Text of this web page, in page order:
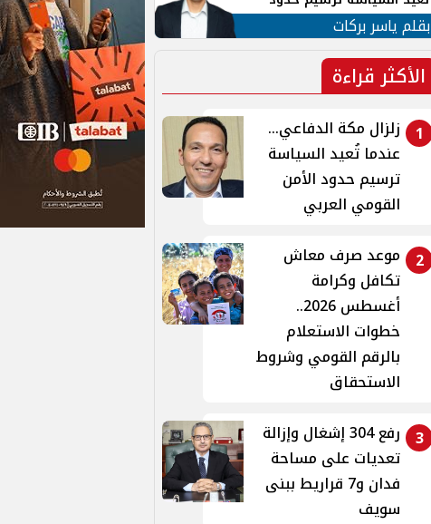
الأمن القومي العربي
بقلم ياسر بركات
الأكثر قراءة
1
زلزال مكة الدفاعي...
عندما تُعيد السياسة
ترسيم حدود الأمن
القومي العربي
2
موعد صرف معاش
تكافل وكرامة
أغسطس 2026..
خطوات الاستعلام
بالرقم القومي وشروط
الاستحقاق
3
رفع 304 إشغال وإزالة
تعديات على مساحة
فدان و7 قراريط ببنى
سويف